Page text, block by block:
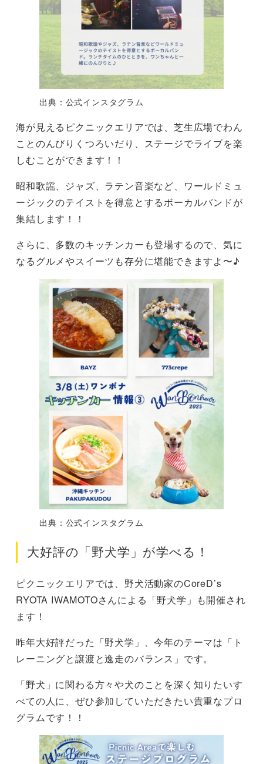
出典：公式インスタグラム
海が見えるピクニックエリアでは、芝生広場でわん
ことのんびりくつろいだり、ステージでライブを楽
しむことができます！！
昭和歌謡、ジャズ、ラテン音楽など、ワールドミュ
ージックのテイストを得意とするボーカルバンドが
集結します！！
さらに、多数のキッチンカーも登場するので、気に
なるグルメやスイーツも存分に堪能できますよ〜♪
出典：公式インスタグラム
大好評の「野犬学」が学べる！
ピクニックエリアでは、野犬活動家のCoreD’s
RYOTA IWAMOTOさんによる「野犬学」も開催され
ます！
昨年大好評だった「野犬学」、今年のテーマは「ト
レーニングと譲渡と逸走のバランス」です。
「野犬」に関わる方々や犬のことを深く知りたいす
べての人に、ぜひ参加していただきたい貴重なプロ
グラムです！！